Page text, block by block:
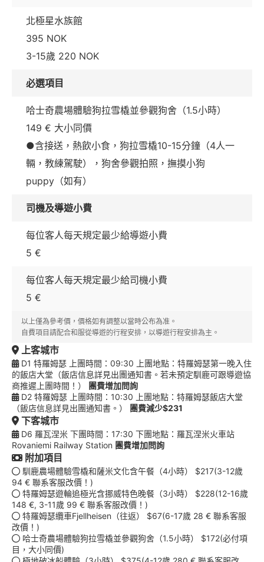
北極星水族館
395 NOK
3-15歲 220 NOK
必選項目
哈士奇農場體驗狗拉雪橇並參觀狗舍（1.5小時）
149 € 大小同價
●含接送，熱飲小食，狗拉雪橇10-15分鐘（4人一
輛，教練駕駛），狗舍參觀拍照，撫摸小狗
puppy（如有）
司機及導遊小費
每位客人每天規定最少給導遊小費
5 €
每位客人每天規定最少給司機小費
5 €
以上僅為參考價，價格如有調整以當時公布為准。
自費項目請配合和服從導遊的行程安排，以導遊行程安排為主。
上客城市
D1 特羅姆瑟 上團時間：09:30 上團地點：特羅姆瑟第一晚入住
的飯店大堂（飯店信息詳見出團通知書。若未預定馴鹿可跟導遊協
商推遲上團時間！）
團費增加問詢
D2 特羅姆瑟 上團時間：10:30 上團地點：特羅姆瑟飯店大堂
（飯店信息詳見出團通知書。）
團費減少$231
下客城市
D6 羅瓦涅米 下團時間：17:30 下團地點：羅瓦涅米火車站
Rovaniemi Railway Station 團費增加問詢
附加項目
馴鹿農場體驗雪橇和薩米文化含午餐（4小時） $217(3-12歲
94 € 聯系客服改價！)
特羅姆瑟遊輪追極光含挪威特色晚餐（3小時） $228(12-16歲
148 €, 3-11歲 99 € 聯系客服改價！)
特羅姆瑟纜車Fjellheisen（往返） $67(6-17歲 28 € 聯系客服
改價！)
哈士奇農場體驗狗拉雪橇並參觀狗舍（1.5小時） $172(必付項
目，大小同價)